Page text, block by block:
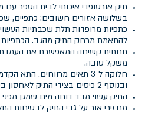
תיק אורטופדי איכותי לבית הספר
בשלושה אזורים חשובים: כתפיים,
כתפיות מרופדות תלת שכבתיות
להתאמת מרחק התיק מהגב. הכתפיות
תחתית קשיחה המאפשרת את העמדת
משקל טובה.
חלוקה ל-3 תאים מרווחים.
ובנוסף 2 כיסים בצידי התיק לאחסון בקבוקי שתיה.
התיק עשוי מבד דוחה מים שמגן
מחזירי אור על גבי התיק לבטיחות